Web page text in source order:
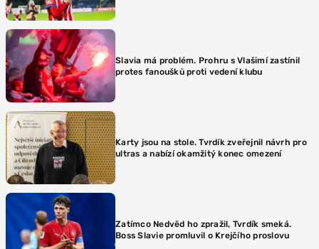
Slavia má problém. Prohru s Vlašimí zastínil
protes fanoušků proti vedení klubu
Karty jsou na stole. Tvrdík zveřejnil návrh pro
ultras a nabízí okamžitý konec omezení
Zatímco Nedvěd ho zpražil, Tvrdík smeká.
Boss Slavie promluvil o Krejčího proslovu